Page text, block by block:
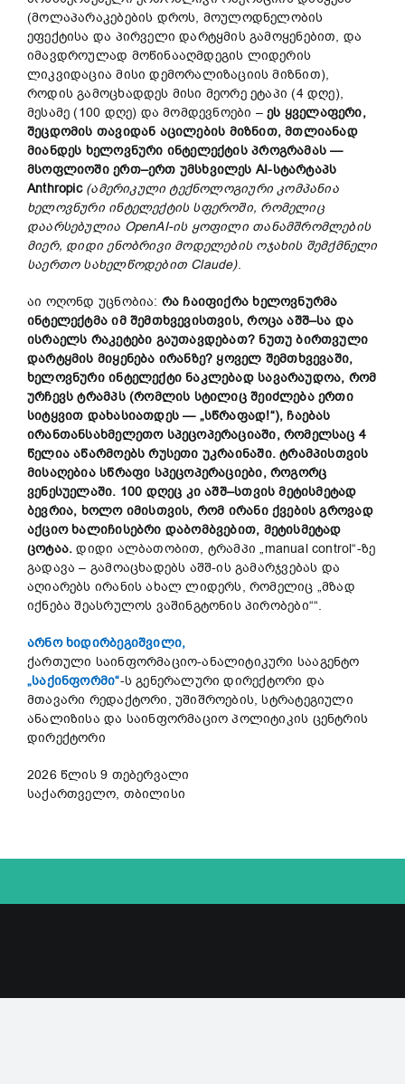
(მოლაპარაკებების დროს, მოულოდნელობის
ეფექტისა და პირველი დარტყმის გამოყენებით, და
იმავდროულად მოწინააღმდეგის ლიდერის
ლიკვიდაცია მისი დემორალიზაციის მიზნით),
როდის გამოცხადდეს მისი მეორე ეტაპი (4 დღე),
მესამე (100 დღე) და მომდევნოები –ეს ყველაფერი,
შეცდომის თავიდან აცილების მიზნით,მთლიანად
მიანდეს ხელოვნური ინტელექტის პროგრამას —
მსოფლიოში ერთ–ერთ უმსხვილეს AI-სტარტაპს
Anthropic (ამერიკული ტექნოლოგიური კომპანია
ხელოვნური ინტელექტის სფეროში, რომელიც
დაარსებულია OpenAI-ის ყოფილი თანამშრომლების
მიერ, დიდი ენობრივი მოდელების ოჯახის შემქმნელი
საერთო სახელწოდებით Claude).
აი ოღონდ უცნობია: რა ჩაიფიქრა ხელოვნურმა
ინტელექტმა იმ შემთხვევისთვის,როცა აშშ–სა და
ისრაელს რაკეტები გაუთავდებათ? ნუთუ ბირთვული
დარტყმის მიყენება ირანზე?ყოველ შემთხვევაში,
ხელოვნური ინტელექტი ნაკლებად სავარაუდოა, რომ
ურჩევს ტრამპს(რომლის სტილიც შეიძლება ერთი
სიტყვით დახასიათდეს — „სწრაფად!“),ჩაებას
ირანთანსახმელეთო სპეცოპერაციაში, რომელსაც 4
წელია აწარმოებს რუსეთი უკრაინაში.ტრამპისთვის
მისაღებია სწრაფი სპეცოპერაციები, როგორც
ვენესუელაში. 100 დღეც კი აშშ–სთვის მეტისმეტად
ბევრია, ხოლო იმისთვის, რომ ირანი ქვების გროვად
აქციო ხალიჩისებრი დაბომბვებით, მეტისმეტად
ცოტაა.დიდი ალბათობით, ტრამპი „manual control“-ზე
გადავა – გამოაცხადებს აშშ-ის გამარჯვებას და
აღიარებს ირანის ახალ ლიდერს, რომელიც „მზად
იქნება შეასრულოს ვაშინგტონის პირობები““.
არნო ხიდირბეგიშვილი,
ქართული საინფორმაციო-ანალიტიკური სააგენტო
„საქინფორმი“-ს გენერალური დირექტორი და
მთავარი რედაქტორი, უშიშროების, სტრატეგიული
ანალიზისა და საინფორმაციო პოლიტიკის ცენტრის
დირექტორი
2026 წლის 9 თებერვალი
საქართველო, თბილისი